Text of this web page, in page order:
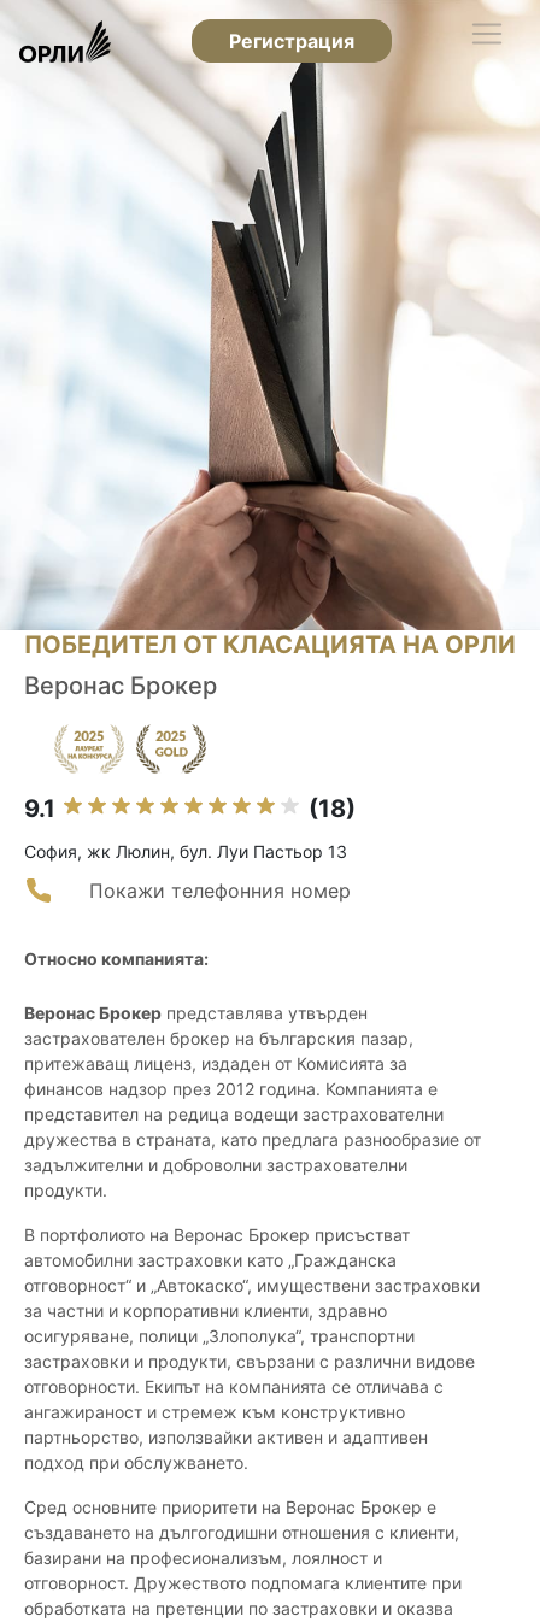
Регистрация
ПОБЕДИТЕЛ ОТ КЛАСАЦИЯТА НА ОРЛИ
Веронас Брокер
9.1 (18)
София, жк Люлин, бул. Луи Пастьор 13
Покажи телефонния номер
Относно компанията:
Веронас Брокер представлява утвърден
застрахователен брокер на българския пазар,
притежаващ лиценз, издаден от Комисията за
финансов надзор през 2012 година. Компанията е
представител на редица водещи застрахователни
дружества в страната, като предлага разнообразие от
задължителни и доброволни застрахователни
продукти.
В портфолиото на Веронас Брокер присъстват
автомобилни застраховки като „Гражданска
отговорност“ и „Автокаско“, имуществени застраховки
за частни и корпоративни клиенти, здравно
осигуряване, полици „Злополука“, транспортни
застраховки и продукти, свързани с различни видове
отговорности. Екипът на компанията се отличава с
ангажираност и стремеж към конструктивно
партньорство, използвайки активен и адаптивен
подход при обслужването.
Сред основните приоритети на Веронас Брокер е
създаването на дългогодишни отношения с клиенти,
базирани на професионализъм, лоялност и
отговорност. Дружеството подпомага клиентите при
обработката на претенции по застраховки и оказва